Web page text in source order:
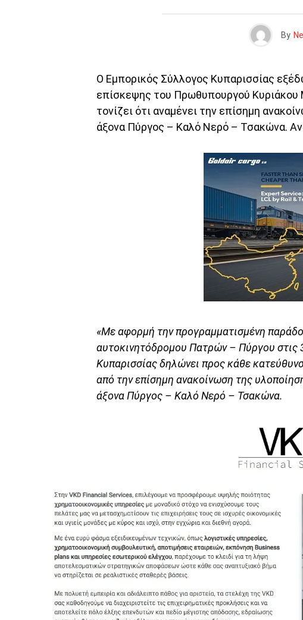
By
Ο Εμπορικός Σύλλογος Κυπαρισσίας
επίσκεψης του Πρωθυπουργού Κυριάκου
τονίζει ότι αναμένει την επίσημη
άξονα Πύργος – Καλό Νερό – Τσακώνα.
«Με αφορμή την προγραμματισμένη
αυτοκινητόδρομου Πατρών – Πύργου στις
Κυπαρισσίας δηλώνει προς κάθε
από την επίσημη ανακοίνωση της
άξονα Πύργος – Καλό Νερό – Τσακώνα.